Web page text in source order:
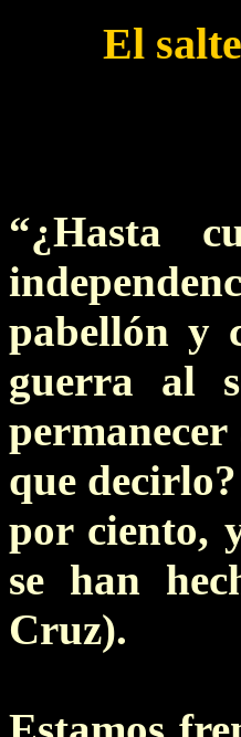
El
“¿Hasta
pabellón y
guerra al
que
por ciento,
se han
Cruz).